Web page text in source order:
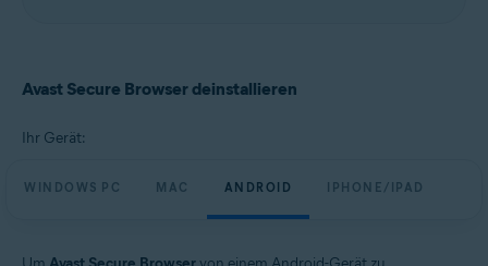
Avast Secure Browser deinstallieren
Ihr Gerät:
WINDOWS PC MAC ANDROID IPHONE/IPAD